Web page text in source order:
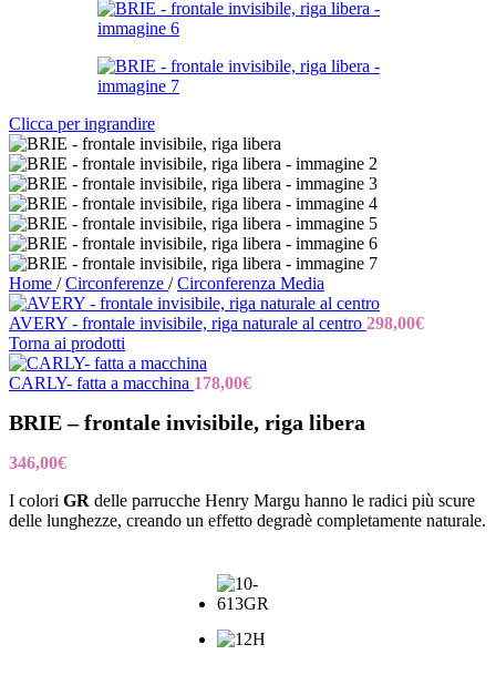
Clicca per ingrandire
Home / Circonferenze / Circonferenza Media
AVERY - frontale invisibile, riga naturale al centro 298,00€
Torna ai prodotti
CARLY- fatta a macchina 178,00€
BRIE – frontale invisibile, riga libera
346,00€
I colori GR delle parrucche Henry Margu hanno le radici più scure
delle lunghezze, creando un effetto degradè completamente naturale.